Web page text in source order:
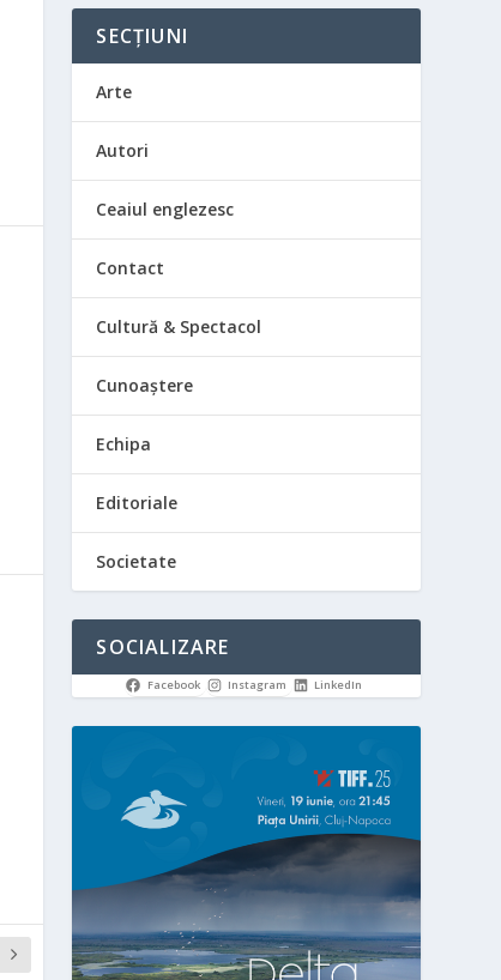
SECȚIUNI
Arte
Autori
Ceaiul englezesc
Contact
Cultură & Spectacol
Cunoaștere
Echipa
Editoriale
Societate
SOCIALIZARE
Facebook Instagram LinkedIn